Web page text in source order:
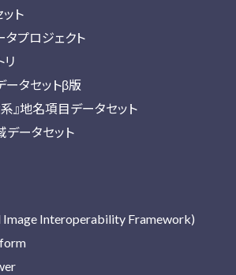
ト
プロジェクト
リ
タセットβ版
』地名項目データセット
ータセット
Interoperability Framework)